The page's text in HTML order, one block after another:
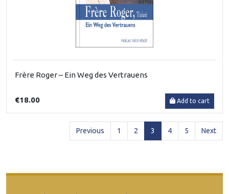
Frère Roger – Ein Weg des Vertrauens
€18.00 Add to cart
Previous 1 2 3 (current)
4 5 Next